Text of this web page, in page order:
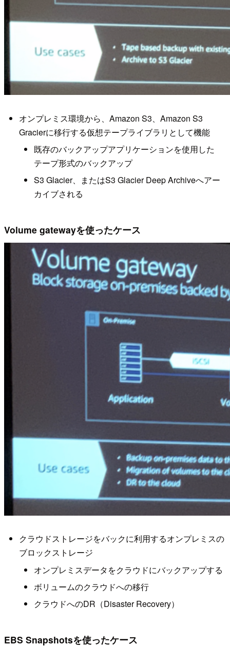
オンプレミス環境から、Amazon S3、Amazon S3
Gracierに移行する仮想テープライブラリとして機能
既存のバックアップアプリケーションを使用した
テープ形式のバックアップ
S3 Glacier、またはS3 Glacier Deep Archiveへアー
カイブされる
Volume gatewayを使ったケース
クラウドストレージをバックに利用するオンプレミスの
ブロックストレージ
オンプレミスデータをクラウドにバックアップする
ボリュームのクラウドへの移行
クラウドへのDR（Disaster Recovery）
EBS Snapshotsを使ったケース